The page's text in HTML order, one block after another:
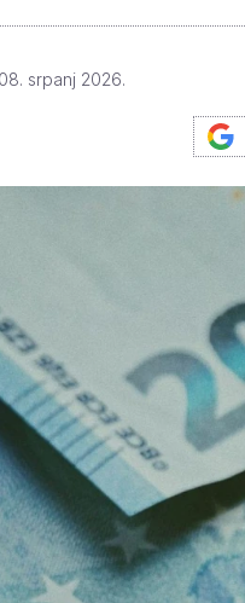
08. srpanj 2026.